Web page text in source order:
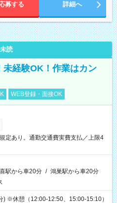
募する 詳細へ
未読
未経験OK！作業はカン
WEB登録・面接OK
定あり。通勤交通費実費支払／上限4
駅から車20分 / 鴻巣駅から車20分
) ※休憩（12:00-12:50、15:00-15:10）